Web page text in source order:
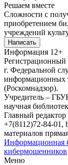
Решаем вместе
Сложности с
приобретением
учреждений
Написать
Информация 12+
г. Федеральной
информационных
(Роскомнадзор).
Учредитель –
научная
Главный
+7(8112)72-84-01,
материалов
Информационная
кибермошенников
Меню